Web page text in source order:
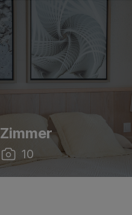
Zimmer
10